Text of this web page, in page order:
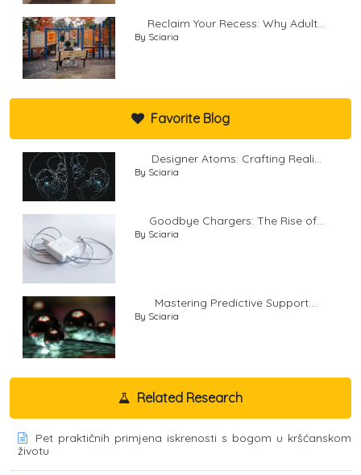
Reclaim Your Recess: Why Adult...
By Sciaria
Favorite Blog
Designer Atoms: Crafting Reali...
By Sciaria
Goodbye Chargers: The Rise of...
By Sciaria
Mastering Predictive Support:...
By Sciaria
Related Research
Pet praktičnih primjena iskrenosti s bogom u kršćanskom
životu